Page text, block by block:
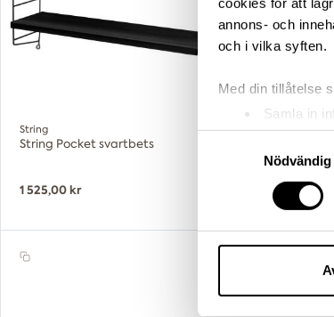
annons- och
och i vilka syften.
Med din tillåtelse
Samla in
Identifiera
Ta reda på mer
eller dra tillbaka
sociala medier
till de sociala
Nödvändig
String
String Pocket svartbets
1 525,00 kr
String
pack
1 580,00 kr